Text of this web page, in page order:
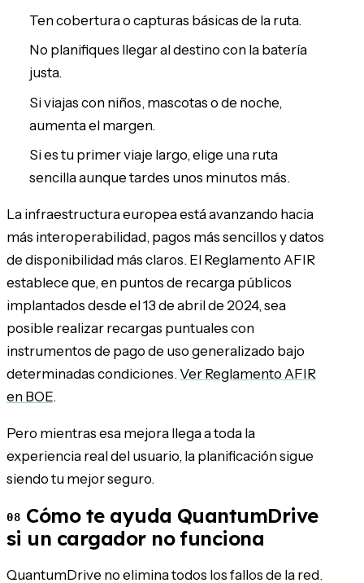
Ten cobertura o capturas básicas de la ruta.
No planifiques llegar al destino con la batería
justa.
Si viajas con niños, mascotas o de noche,
aumenta el margen.
Si es tu primer viaje largo, elige una ruta
sencilla aunque tardes unos minutos más.
La infraestructura europea está avanzando hacia
más interoperabilidad, pagos más sencillos y datos
de disponibilidad más claros. El Reglamento AFIR
establece que, en puntos de recarga públicos
implantados desde el 13 de abril de 2024, sea
posible realizar recargas puntuales con
instrumentos de pago de uso generalizado bajo
determinadas condiciones.Ver Reglamento AFIR
en BOE.
Pero mientras esa mejora llega a toda la
experiencia real del usuario, la planificación sigue
siendo tu mejor seguro.
08 Cómo te ayuda QuantumDrive
si un cargador no funciona
QuantumDrive no elimina todos los fallos de la red.